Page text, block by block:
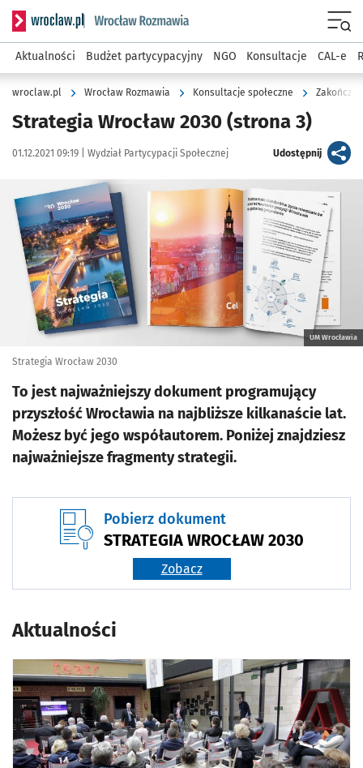
Serwis informacyjny wroclaw.pl podserwis: Rozmawia
Aktualności Budżet partycypacyjny NGO Konsultacje CAL-e
wroclaw.pl Wrocław Rozmawia Konsultacje społeczne
Strategia Wrocław 2030 (strona 3)
Data publikacji:
01.12.2021 09:19 | Autor:
Wydział Partycypacji Społecznej Udostępnijartykuł
Kliknij, aby powiększyć
UM Wrocławia
Strategia Wrocław 2030
To jest najważniejszy dokument programujący
przyszłość Wrocławia na najbliższe kilkanaście lat.
Możesz być jego współautorem. Poniżej znajdziesz
najważniejsze fragmenty strategii.
Pobierz dokument
STRATEGIA WROCŁAW 2030
Zobacz
Aktualności